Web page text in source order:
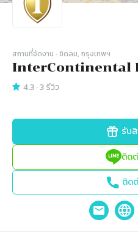
สถานที่จัดงาน · ชิดลม, กรุงเทพฯ
InterContinental
4.3·3รีวิว
รับ
ติด
ติด